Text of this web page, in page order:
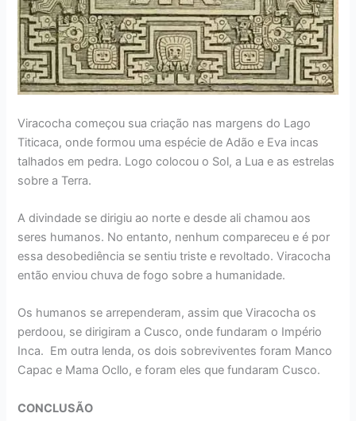
Viracocha começou sua criação nas margens do Lago
Titicaca, onde formou uma espécie de Adão e Eva incas
talhados em pedra. Logo colocou o Sol, a Lua e as estrelas
sobre a Terra.
A divindade se dirigiu ao norte e desde ali chamou aos
seres humanos. No entanto, nenhum compareceu e é por
essa desobediência se sentiu triste e revoltado. Viracocha
então enviou chuva de fogo sobre a humanidade.
Os humanos se arrependeram, assim que Viracocha os
perdoou, se dirigiram a Cusco, onde fundaram o Império
Inca. Em outra lenda, os dois sobreviventes foram Manco
Capac e Mama Ocllo, e foram eles que fundaram Cusco.
CONCLUSÃO